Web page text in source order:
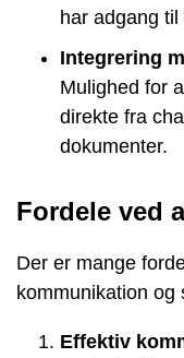
har adgang
Integrering
Mulighed for
direkte fra
dokumenter.
Fordele ved
Der er mange
kommunikation og
Effektiv